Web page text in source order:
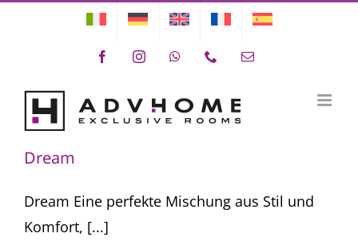
FacebookInstagramWhatsAppPhone Email
Zimmer
Dream
Dream Eine perfekte Mischung aus Stil und
Komfort, [...]